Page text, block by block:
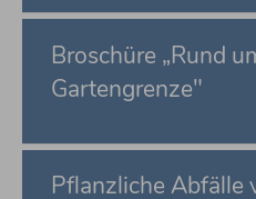
Broschüre „Rund
Gartengrenze"
Pflanzliche Abfälle